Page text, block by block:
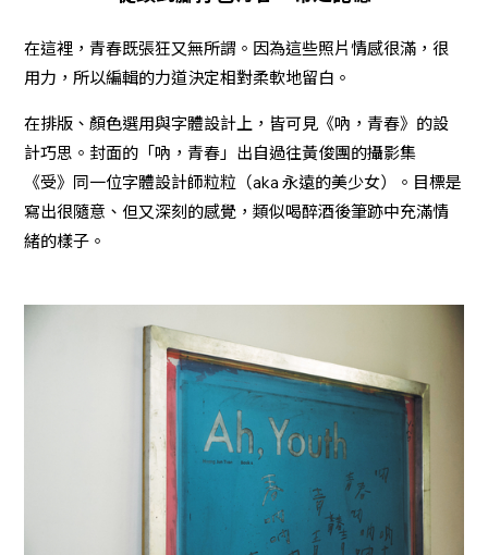
在這裡，青春既張狂又無所謂。因為這些照片情感很滿，很
用力，所以編輯的力道決定相對柔軟地留白。
在排版、顏色選用與字體設計上，皆可見《吶，青春》的設
計巧思。封面的「吶，青春」出自過往黃俊團的攝影集
《受》同一位字體設計師粒粒（aka 永遠的美少女）。目標是
寫出很隨意、但又深刻的感覺，類似喝醉酒後筆跡中充滿情
緒的樣子。